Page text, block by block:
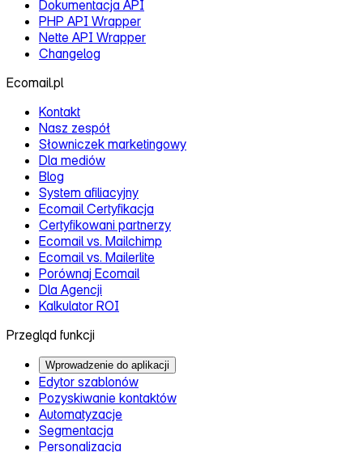
Dokumentacja API
PHP API Wrapper
Nette API Wrapper
Changelog
Ecomail.pl
Kontakt
Nasz zespół
Słowniczek marketingowy
Dla mediów
Blog
System afiliacyjny
Ecomail Certyfikacja
Certyfikowani partnerzy
Ecomail vs. Mailchimp
Ecomail vs. Mailerlite
Porównaj Ecomail
Dla Agencji
Kalkulator ROI
Przegląd funkcji
Wprowadzenie do aplikacji
Edytor szablonów
Pozyskiwanie kontaktów
Automatyzacje
Segmentacja
Personalizacja